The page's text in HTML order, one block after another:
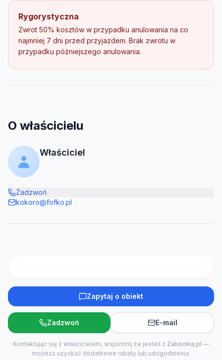
Rygorystyczna
Zwrot 50% kosztów w przypadku anulowania na co
najmniej 7 dni przed przyjazdem. Brak zwrotu w
przypadku późniejszego anulowania.
O właścicielu
Właściciel
Zadzwoń
kokoro@fofko.pl
Zapytaj o obiekt
Zadzwoń E-mail
Kontaktując się z właścicielem, wspomnij że jesteś z Zabookuj.pl —
możesz uzyskać dodatkowe rabaty lub udogodnienia.